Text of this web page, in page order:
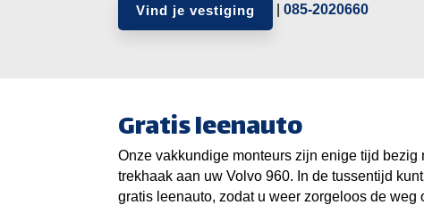
Vind je vestiging 085-2020660
Gratis leenauto
Onze vakkundige monteurs zijn enige tijd bezig
trekhaak aan uw Volvo 960. In de tussentijd
gratis leenauto, zodat u weer zorgeloos de weg